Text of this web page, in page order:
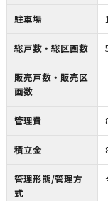
駐車場
総戸数・総区画数
販売戸数・販売区
画数
管理費
積立金
管理形態/管理方
式